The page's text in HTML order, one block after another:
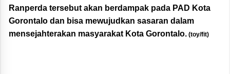
Ranperda tersebut akan berdampak pada PAD Kota
Gorontalo dan bisa mewujudkan sasaran dalam
mensejahterakan masyarakat Kota Gorontalo. (toy/fit)